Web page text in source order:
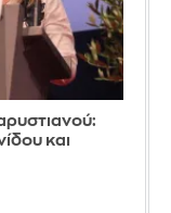
και